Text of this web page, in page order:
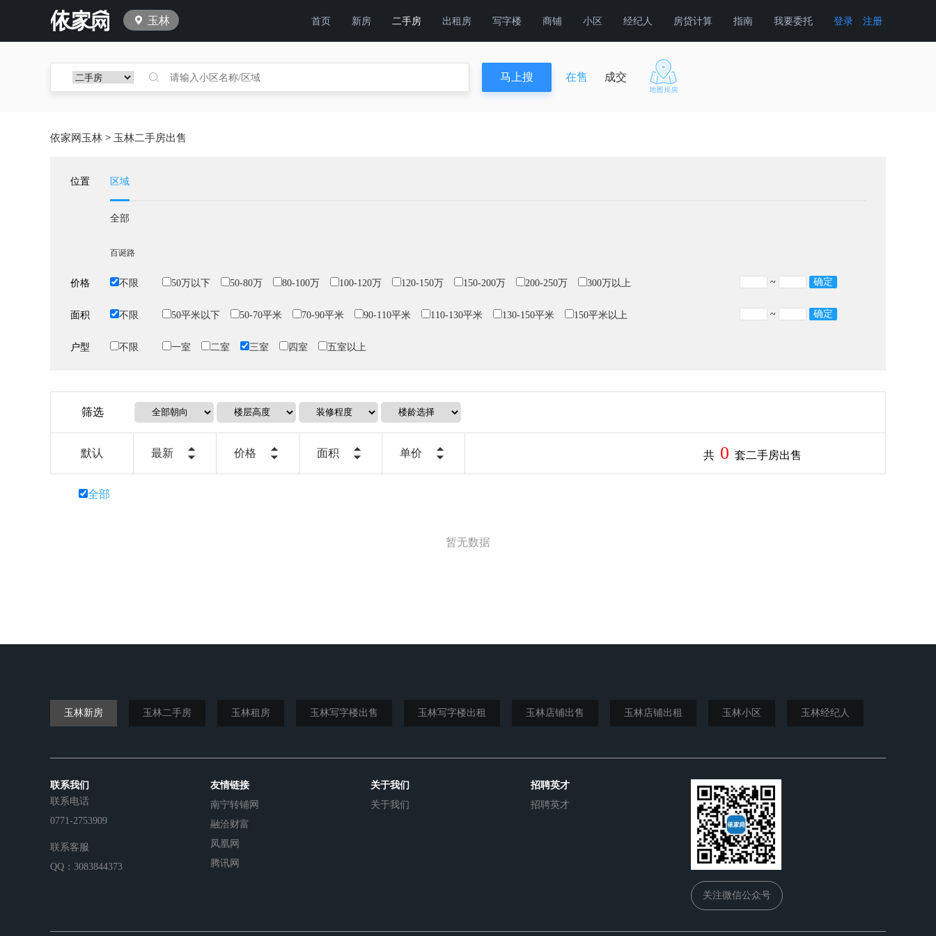
玉林 登录 注册
首页 新房 二手房 出租房 写字楼 商铺 小区 经纪人 房贷计算 指南 我要委托
在售 成交
依家网玉林 > 玉林二手房出售
位置 区域
全部
百诞路
价格 不限 50万以下 50-80万 80-100万 100-120万 120-150万 150-200万 200-250万 300万以上 ~
面积 不限 50平米以下 50-70平米 70-90平米 90-110平米 110-130平米 130-150平米 150平米以上 ~
户型 不限 一室 二室 三室 四室 五室以上
筛选
默认 最新 价格 面积 单价 共 0 套二手房出售
全部
暂无数据
玉林新房 玉林二手房 玉林租房 玉林写字楼出售 玉林写字楼出租 玉林店铺出售 玉林店铺出租 玉林小区 玉林经纪人
联系我们
联系电话
0771-2753909
联系客服
QQ：3083844373
友情链接
南宁转铺网
融洽财富
凤凰网
腾讯网
关于我们
关于我们
招聘英才
招聘英才
关注微信公众号